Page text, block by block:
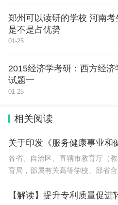
城职业技术学院 吉林省 白
术学院 吉林省 白山市 公办
吉林省教育厅 长春市 民办
吉林省教育厅 长春市 民办
省教育厅 延边朝鲜族自治州
教育厅 长春市 民办
民办高职院校有哪些
民办高职院校有哪些如下：
1、重庆交通职业学院
郑州可以读研的学校 河南考
是不是占优势
01-25
2015经济学考研：西方经济
试题一
01-25
相关阅读
各省、自治区、直辖市教育厅（
育局，部属有关高等学校、部
专业指南》，现印发给你